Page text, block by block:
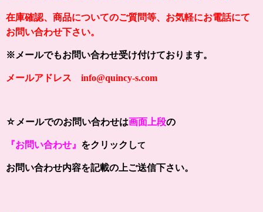
在庫確認、商品についてのご質問等、お気軽にお電話にて
お問い合わせ下さい。
※メールでもお問い合わせ受け付けております。
メールアドレス info@quincy-s.com
☆メールでのお問い合わせは画面上段の
『お問い合わせ』 をクリックして
お問い合わせ内容を記載の上ご送信下さい。